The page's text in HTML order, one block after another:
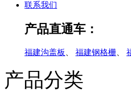
联系我们
产品直通车：
福建沟盖板 福建钢格栅
产品分类